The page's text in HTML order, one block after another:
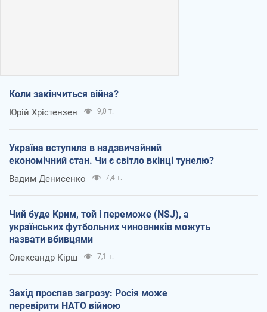
Коли закінчиться війна?
Юрій Хрістензен 9,0 т.
Україна вступила в надзвичайний
економічний стан. Чи є світло вкінці тунелю?
Вадим Денисенко 7,4 т.
Чий буде Крим, той і переможе (NSJ), а
українських футбольних чиновників можуть
назвати вбивцями
Олександр Кірш 7,1 т.
Захід проспав загрозу: Росія може
перевірити НАТО війною